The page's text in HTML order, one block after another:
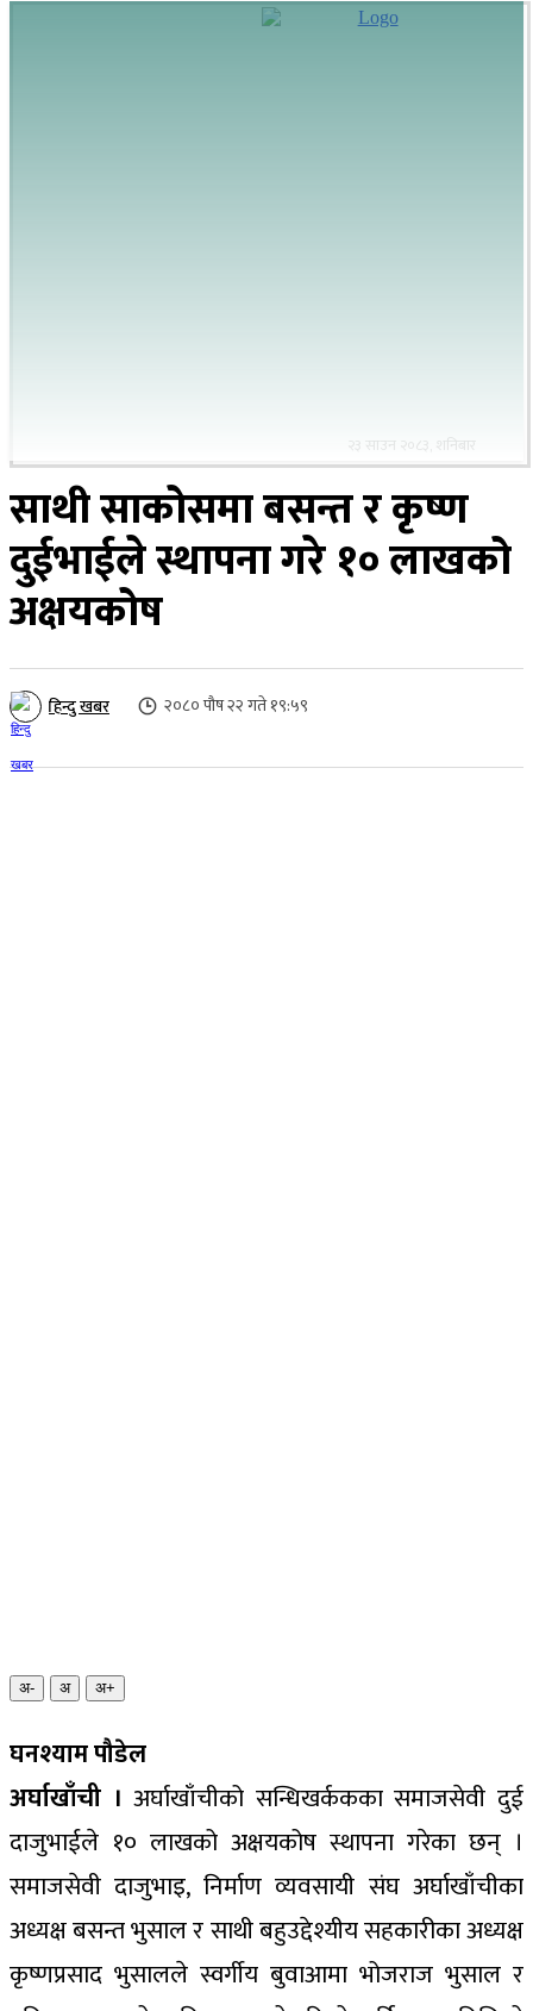
२३ साउन २०८३, शनिबार
साथी साकोसमा बसन्त र कृष्ण
दुईभाईले स्थापना गरे १० लाखको
अक्षयकोष
हिन्दु खबर २०८० पौष २२ गते १९:५९
अ- अ अ+
घनश्याम पौडेल
अर्घाखाँची । अर्घाखाँचीको सन्धिखर्ककका समाजसेवी दुई
दाजुभाईले १० लाखको अक्षयकोष स्थापना गरेका छन् ।
समाजसेवी दाजुभाइ, निर्माण व्यवसायी संघ अर्घाखाँचीका
अध्यक्ष बसन्त भुसाल र साथी बहुउद्देश्यीय सहकारीका अध्यक्ष
कृष्णप्रसाद भुसालले स्वर्गीय बुवाआमा भोजराज भुसाल र